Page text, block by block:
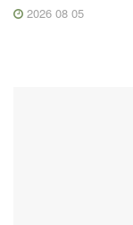
2026 08 05